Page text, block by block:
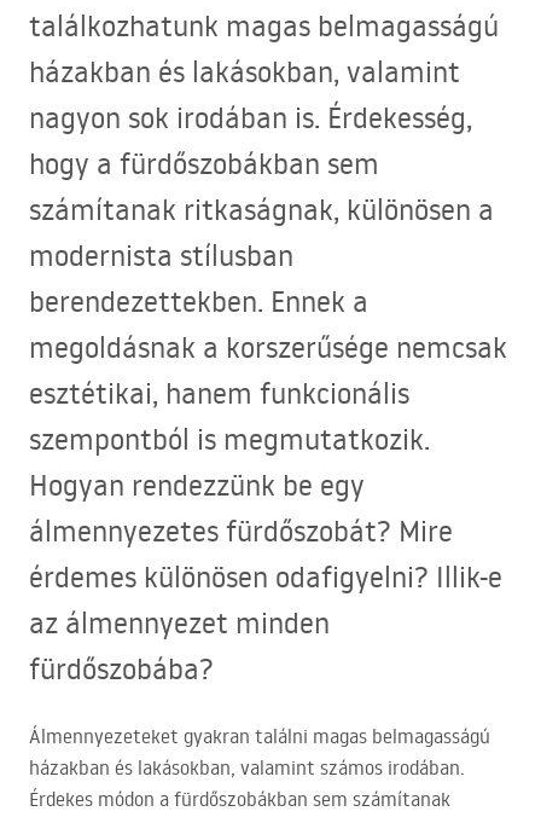
találkozhatunk magas belmagasságú
házakban és lakásokban, valamint
nagyon sok irodában is. Érdekesség,
hogy a fürdőszobákban sem
számítanak ritkaságnak, különösen a
modernista stílusban
berendezettekben. Ennek a
megoldásnak a korszerűsége nemcsak
esztétikai, hanem funkcionális
szempontból is megmutatkozik.
Hogyan rendezzünk be egy
álmennyezetes fürdőszobát? Mire
érdemes különösen odafigyelni? Illik-e
az álmennyezet minden
fürdőszobába?
Álmennyezeteket gyakran találni magas belmagasságú
házakban és lakásokban, valamint számos irodában.
Érdekes módon a fürdőszobákban sem számítanak